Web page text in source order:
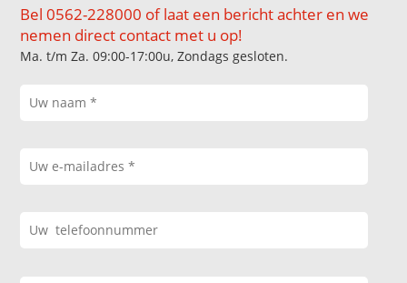
Bel 0562-228000 of laat een bericht achter en we
nemen direct contact met u op!
Ma. t/m Za. 09:00-17:00u, Zondags gesloten.